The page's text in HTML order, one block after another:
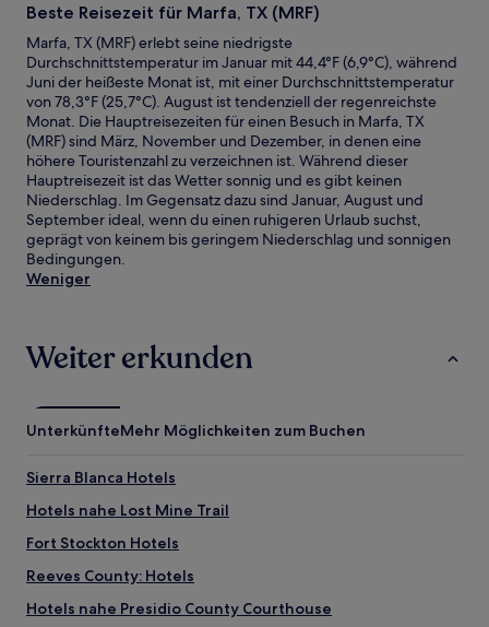
Beste Reisezeit für Marfa, TX (MRF)
Marfa, TX (MRF) erlebt seine niedrigste
Durchschnittstemperatur im Januar mit 44,4°F (6,9°C), während
Juni der heißeste Monat ist, mit einer Durchschnittstemperatur
von 78,3°F (25,7°C). August ist tendenziell der regenreichste
Monat. Die Hauptreisezeiten für einen Besuch in Marfa, TX
(MRF) sind März, November und Dezember, in denen eine
höhere Touristenzahl zu verzeichnen ist. Während dieser
Hauptreisezeit ist das Wetter sonnig und es gibt keinen
Niederschlag. Im Gegensatz dazu sind Januar, August und
September ideal, wenn du einen ruhigeren Urlaub suchst,
geprägt von keinem bis geringem Niederschlag und sonnigen
Bedingungen.
Weniger
Weiter erkunden
UnterkünfteMehr Möglichkeiten zum Buchen
Sierra Blanca Hotels
Hotels nahe Lost Mine Trail
Fort Stockton Hotels
Reeves County: Hotels
Hotels nahe Presidio County Courthouse